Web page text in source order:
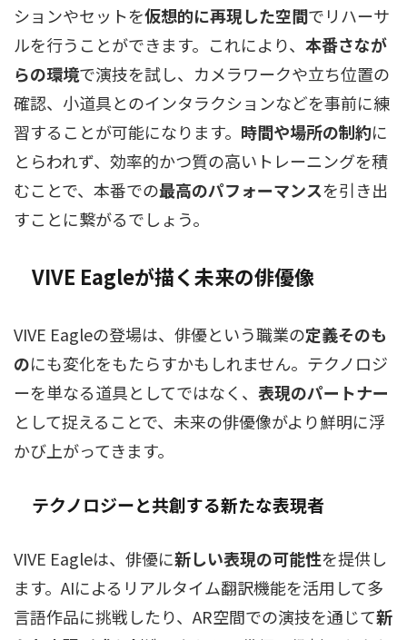
ションやセットを仮想的に再現した空間でリハーサ
ルを行うことができます。これにより、 本番さなが
らの環境で演技を試し、カメラワークや立ち位置の
確認、小道具とのインタラクションなどを事前に練
習することが可能になります。 時間や場所の制約に
とらわれず、効率的かつ質の高いトレーニングを積
むことで、本番での最高のパフォーマンスを引き出
すことに繋がるでしょう。
VIVE Eagleが描く未来の俳優像
VIVE Eagleの登場は、俳優という職業の定義そのも
のにも変化をもたらすかもしれません。テクノロジ
ーを単なる道具としてではなく、 表現のパートナー
として捉えることで、未来の俳優像がより鮮明に浮
かび上がってきます。
テクノロジーと共創する新たな表現者
VIVE Eagleは、俳優に新しい表現の可能性を提供し
ます。AIによるリアルタイム翻訳機能を活用して多
言語作品に挑戦したり、AR空間での演技を通じて新